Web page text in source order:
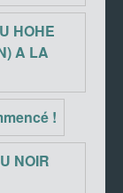
HOHE
A LA
!
NOIR